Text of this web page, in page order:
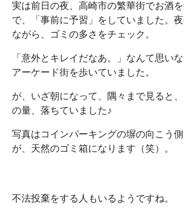
実は前日の夜、高崎市の繁華街でお酒
で、「事前に予習」をしていました。
ながら、ゴミの多さをチェック。
「意外とキレイだなあ。」なんて思い
アーケード街を歩いていました。
が、いざ朝になって、隅々まで見ると
の量、落ちていました♪
写真はコインパーキングの塀の向こう
が、天然のゴミ箱になります（笑）。
不法投棄をする人もいるようですね。